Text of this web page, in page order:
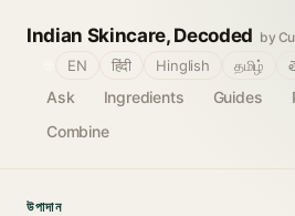
Indian Skincare, Decoded by
Ask Ingredients Guides
Combine
EN हिंदी Hinglish தமிழ்
উপাদান